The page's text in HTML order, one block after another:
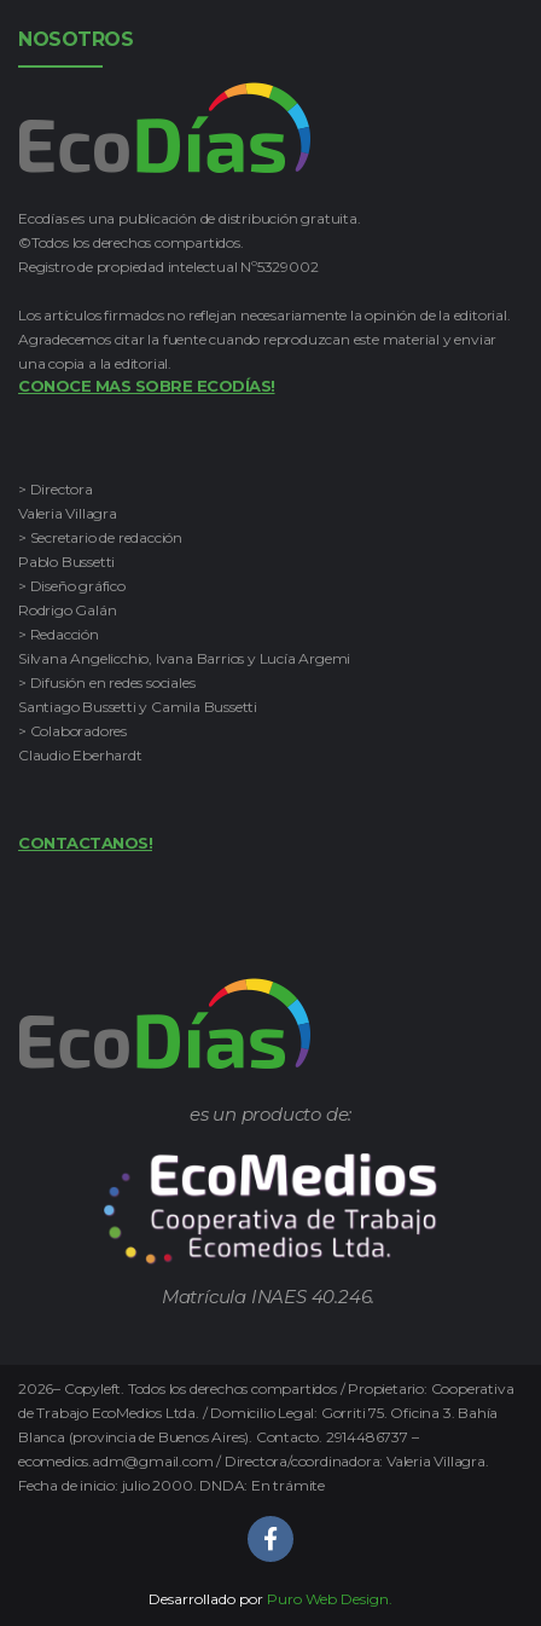
NOSOTROS
Ecodías es una publicación de distribución gratuita.
©Todos los derechos compartidos.
Registro de propiedad intelectual Nº5329002
Los artículos firmados no reflejan necesariamente la opinión de la editorial.
Agradecemos citar la fuente cuando reproduzcan este material y enviar
una copia a la editorial.
CONOCE MAS SOBRE ECODÍAS!
> Directora
Valeria Villagra
> Secretario de redacción
Pablo Bussetti
> Diseño gráfico
Rodrigo Galán
> Redacción
Silvana Angelicchio, Ivana Barrios y Lucía Argemi
> Difusión en redes sociales
Santiago Bussetti y Camila Bussetti
> Colaboradores
Claudio Eberhardt
CONTACTANOS!
es un producto de:
Matrícula INAES 40.246.
2026– Copyleft. Todos los derechos compartidos / Propietario: Cooperativa
de Trabajo EcoMedios Ltda. / Domicilio Legal: Gorriti 75. Oficina 3. Bahía
Blanca (provincia de Buenos Aires). Contacto. 2914486737 –
ecomedios.adm@gmail.com / Directora/coordinadora: Valeria Villagra.
Fecha de inicio: julio 2000. DNDA: En trámite
Desarrollado por Puro Web Design.